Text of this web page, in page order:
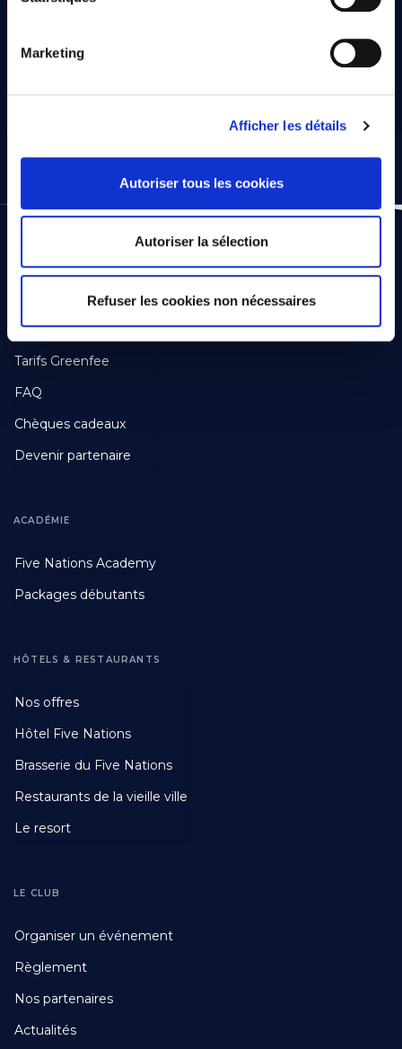
Marketing
Afficher les détails
Autoriser tous les cookies
Autoriser la sélection
Refuser les cookies non nécessaires
Footer
First
Five Nations
Golf de Durbuy
Tarifs Greenfee
FAQ
Chèques cadeaux
Devenir partenaire
Footer
Second
ACADÉMIE
Five Nations Academy
Packages débutants
Footer
Third
HÔTELS & RESTAURANTS
Nos offres
Hôtel Five Nations
Brasserie du Five Nations
Restaurants de la vieille ville
Le resort
Footer
Fourth
LE CLUB
Organiser un événement
Règlement
Nos partenaires
Actualités